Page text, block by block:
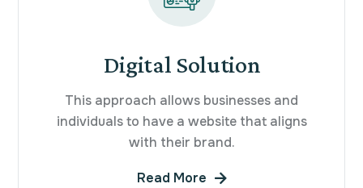
Digital Solution
This approach allows businesses and
individuals to have a website that aligns
with their brand.
Read More